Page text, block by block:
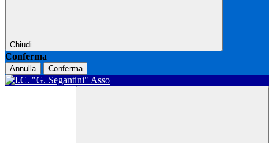
Chiudi
Conferma
Annulla Conferma